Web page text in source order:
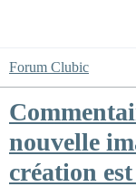
Forum Clubic
nouvelle
création